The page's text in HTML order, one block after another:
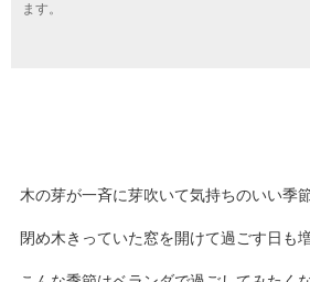
ます。
木の芽が一斉に芽吹いて気持ちのいい季
閉め木きっていた窓を開けて過ごす日も